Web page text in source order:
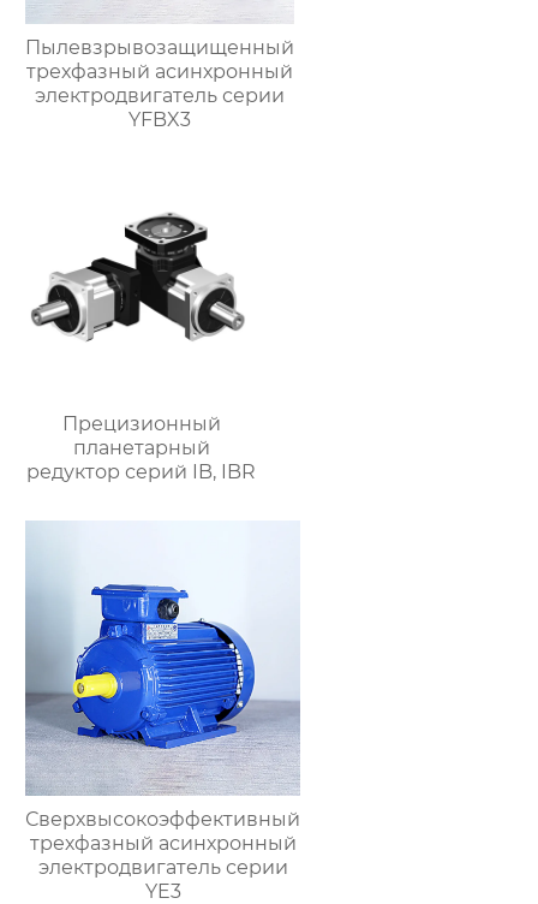
Пылевзрывозащищенный
трехфазный асинхронный
электродвигатель серии
YFBX3
Прецизионный
планетарный
редуктор серий IB, IBR
Сверхвысокоэффективный
трехфазный асинхронный
электродвигатель серии
YE3